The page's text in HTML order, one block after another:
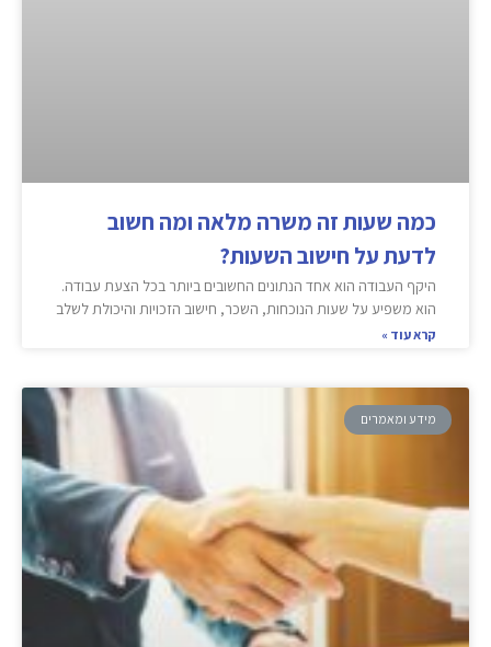
כמה שעות זה משרה מלאה ומה חשוב
לדעת על חישוב השעות?
היקף העבודה הוא אחד הנתונים החשובים ביותר בכל הצעת עבודה.
הוא משפיע על שעות הנוכחות, השכר, חישוב הזכויות והיכולת לשלב
קרא עוד »
מידע ומאמרים